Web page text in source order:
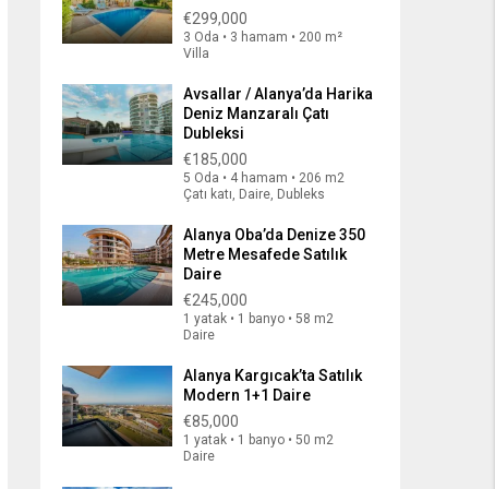
€299,000
3 Oda • 3 hamam • 200 m²
Villa
Avsallar / Alanya’da Harika
Deniz Manzaralı Çatı
Dubleksi
€185,000
5 Oda • 4 hamam • 206 m2
Çatı katı, Daire, Dubleks
Alanya Oba’da Denize 350
Metre Mesafede Satılık
Daire
€245,000
1 yatak • 1 banyo • 58 m2
Daire
Alanya Kargıcak’ta Satılık
Modern 1+1 Daire
€85,000
1 yatak • 1 banyo • 50 m2
Daire